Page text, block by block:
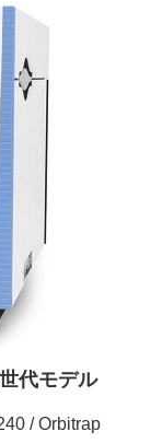
代モデル
/ Orbitrap